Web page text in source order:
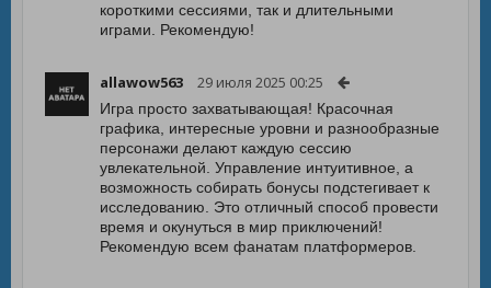
короткими сессиями, так и длительными
играми. Рекомендую!
allawow563 29 июля 2025 00:25
Игра просто захватывающая! Красочная
графика, интересные уровни и разнообразные
персонажи делают каждую сессию
увлекательной. Управление интуитивное, а
возможность собирать бонусы подстегивает к
исследованию. Это отличный способ провести
время и окунуться в мир приключений!
Рекомендую всем фанатам платформеров.